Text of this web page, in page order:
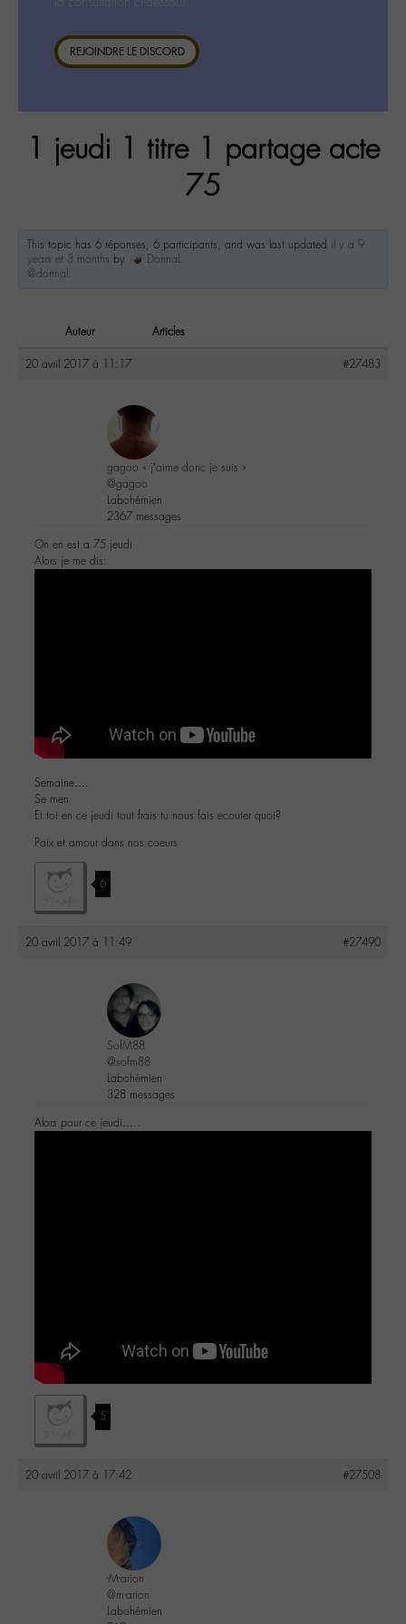
REJOINDRE LE DISCORD
1 jeudi 1 titre 1 partage acte
75
This topic has 6 réponses, 6 participants, and was last updated il y a 9
years et 3 months by
DonnaL
@donnal .
Auteur Articles
20 avril 2017 à 11:17 #27483
gagoo « j’aime donc je suis »
@gagoo
Labohémien
2367 messages
On en est a 75 jeudi
Alors je me dis:
Semaine….
Se men
Et toi en ce jeudi tout frais tu nous fais ecouter quoi?
Paix et amour dans nos coeurs
6
20 avril 2017 à 11:49 #27490
SofM88
@sofm88
Labohémien
328 messages
Alors pour ce jeudi…..
5
20 avril 2017 à 17:42 #27508
-M-arion
@m-arion
Labohémien